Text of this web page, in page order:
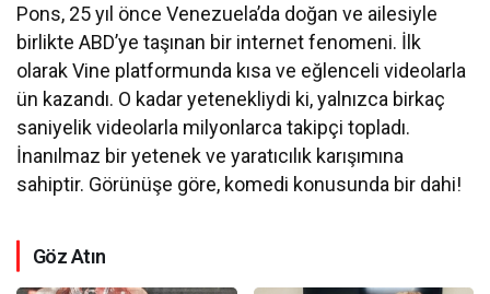
Pons, 25 yıl önce Venezuela’da doğan ve ailesiyle
birlikte ABD’ye taşınan bir internet fenomeni. İlk
olarak Vine platformunda kısa ve eğlenceli videolarla
ün kazandı. O kadar yetenekliydi ki, yalnızca birkaç
saniyelik videolarla milyonlarca takipçi topladı.
İnanılmaz bir yetenek ve yaratıcılık karışımına
sahiptir. Görünüşe göre, komedi konusunda bir dahi!
Göz Atın